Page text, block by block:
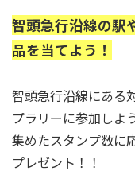
智頭急行沿線の駅
品を当てよう！
智頭急行沿線にある
プラリーに参加しよ
集めたスタンプ数に
プレゼント！！